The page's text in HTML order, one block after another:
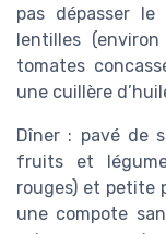
pas dépasser
lentilles
tomates
une cuillère
Dîner : pavé de
fruits et
rouges) et petite
une compote